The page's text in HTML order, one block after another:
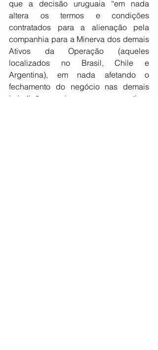
que a decisão uruguaia “em nada
altera os termos e condições
contratados para a alienação pela
companhia para a Minerva dos demais
Ativos da Operação (aqueles
localizados no Brasil, Chile e
Argentina), em nada afetando o
fechamento do negócio nas demais
jurisdições assim que as respectivas